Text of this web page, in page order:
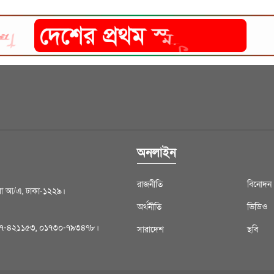
আ/এ, ঢাকা-১২২৯।
৪২১১৫৩, ০১৭৩০-৭৯৩৪৭৮।
অনলাইন
রাজনীতি
অর্থনীতি
সারাদেশ
বিনোদন
ভিডিও
ছবি